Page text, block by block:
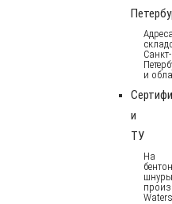
Адреса
Санкт-
и
и
ТУ
На